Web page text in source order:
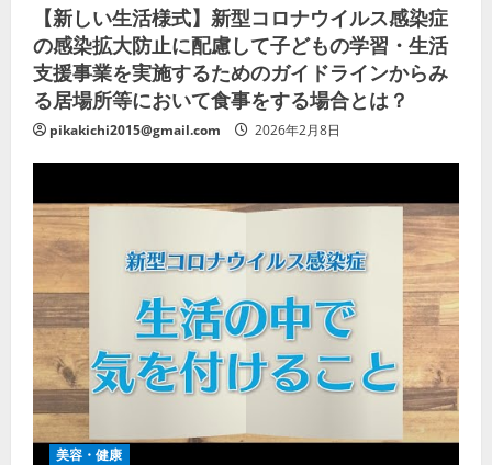
【新しい生活様式】新型コロナウイルス感染症
の感染拡大防止に配慮して子どもの学習・生活
支援事業を実施するためのガイドラインからみ
る居場所等において食事をする場合とは？
pikakichi2015@gmail.com 2026年2月8日
美容・健康